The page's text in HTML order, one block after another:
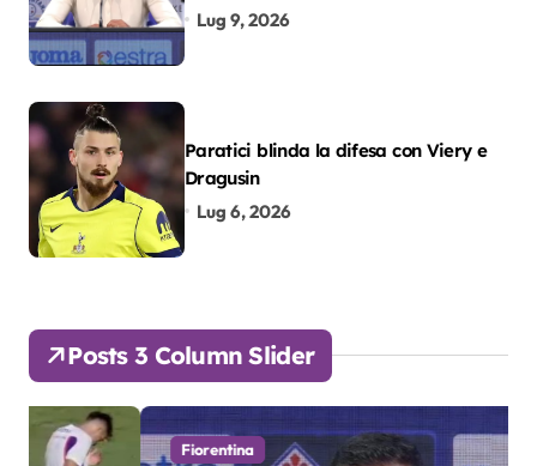
colpo”
Lug 9, 2026
Paratici blinda la difesa con Viery e
Dragusin
Lug 6, 2026
Posts 3 Column Slider
Fiorentina